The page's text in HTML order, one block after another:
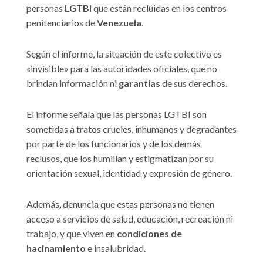
personas LGTBI que están recluidas en los centros
penitenciarios deVenezuela.
Según el informe, la situación de este colectivo es
«invisible» para las autoridades oficiales, que no
brindan información ni garantías de sus derechos.
El informe señala que las personas LGTBI son
sometidas a tratos crueles, inhumanos y degradantes
por parte de los funcionarios y de los demás
reclusos, que los humillan y estigmatizan por su
orientación sexual, identidad y expresión de género.
Además, denuncia que estas personas no tienen
acceso a servicios de salud, educación, recreación ni
trabajo, y que viven en condiciones de
hacinamiento e insalubridad.